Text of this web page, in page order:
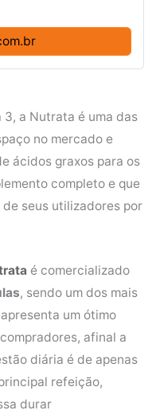
3, a Nutrata é uma das
no mercado e
ácidos graxos para os
completo e que
seus utilizadores por
é comercializado
, sendo um dos mais
um ótimo
afinal a
diária é de apenas
refeição,
durar